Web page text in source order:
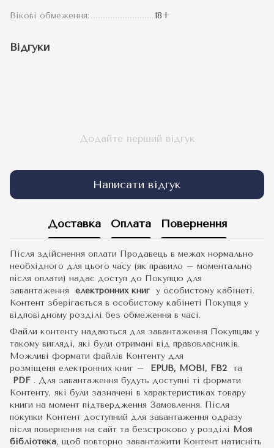
Вікові обмеження: 18+
Відгуки
Додайте перший відгук
Написати відгук
Доставка Оплата Повернення
Після здійснення оплати Продавець в межах нормально
необхідного для цього часу (як правило – моментально
після оплати) надає доступ до Покупцю для
завантаження електронних книг у особистому кабінеті.
Контент зберігається в особистому кабінеті Покупця у
відповідному розділі без обмеження в часі.
Файли контенту надаються для завантаження Покупцям у
такому вигляді, які були отримані від правовласників.
Можливі формати файлів Контенту для
розміщеня електронних книг –
EPUB, MOBI, FB2 та
PDF . Для завантаження будуть доступні ті формати
Контенту, які були зазначені в характеристиках товару
книги на момент підтвердження Замовлення. Після
покупки Контент доступний для завантаження одразу
після повернення на сайт та безстроково у розділі Моя
бібліотека, щоб повторно завантажити Контент натисніть